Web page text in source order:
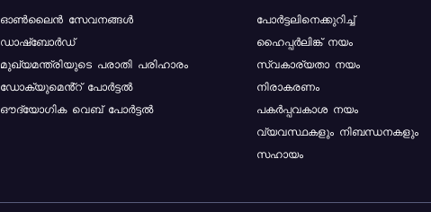
ഓൺലൈൻ സേവനങ്ങൾ
ഡാഷ്ബോർഡ്
മുഖ്യമന്ത്രിയുടെ പരാതി പരിഹാരം
ഡോക്യുമെൻ്റ് പോർട്ടൽ
ഔദ്യോഗിക വെബ് പോർട്ടൽ
പോര്‍ട്ടലിനെക്കുറിച്ച്
ഹൈപ്പർലിങ്ക് നയം
സ്വകാര്യതാ നയം
നിരാകരണം
പകർപ്പവകാശ നയം
വ്യവസ്ഥകളും നിബന്ധനകളും
സഹായം